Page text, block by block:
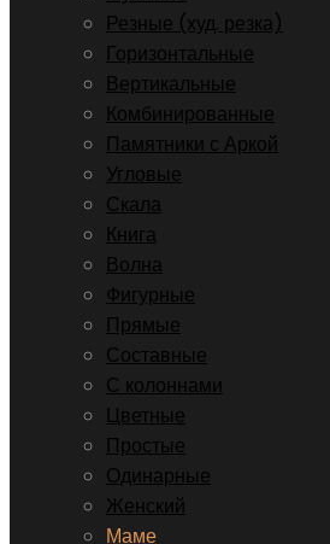
Резные (худ. резка)
Горизонтальные
Вертикальные
Комбинированные
Памятники с Аркой
Угловые
Скала
Книга
Волна
Фигурные
Прямые
Составные
С колоннами
Цветные
Простые
Одинарные
Женский
Маме